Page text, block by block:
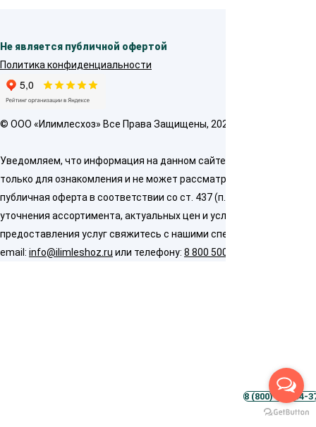
8 (800) 500-54-
Не является публичной офертой
Политика конфиденциальности
© OOO «Илимлесхоз» Все Права Защищены, 2026
Уведомляем, что информация на данном сайте предназначена
только для ознакомления и не может рассматриваться как
публичная оферта в соответствии со ст. 437 (п. 2) ГК РФ. Для
уточнения ассортимента, актуальных цен и условий
предоставления услуг свяжитесь с нашими специалистами по
email: info@ilimleshoz.ru или телефону: 8 800 500 5437